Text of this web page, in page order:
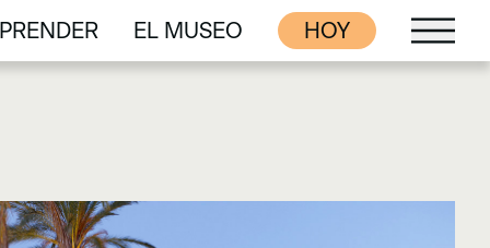
EL MUSEO
EL MUSEO
HOY